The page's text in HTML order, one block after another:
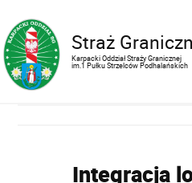
Straż
Karpacki Oddział Straży Granicznej
im.1 Pułku Strzelców Podhalańskich
Integracja